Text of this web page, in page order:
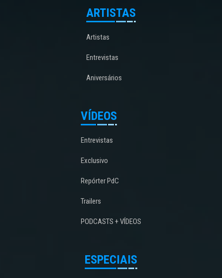
ARTISTAS
Artistas
Entrevistas
Aniversários
VÍDEOS
Entrevistas
Exclusivo
Repórter PdC
Trailers
PODCASTS + VÍDEOS
ESPECIAIS